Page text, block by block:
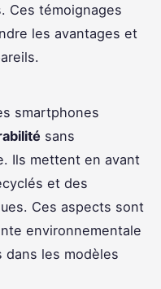
Ces témoignages
les avantages et
smartphones
sans
Ils mettent en avant
et des
Ces aspects sont
environnementale
les modèles